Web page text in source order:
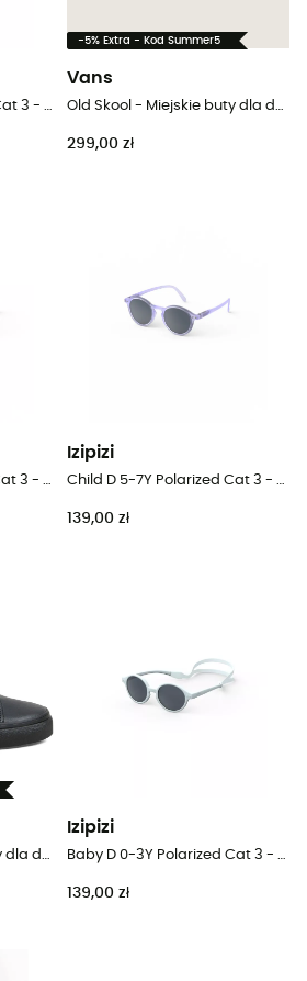
Child D 3-5Y Polarized Cat 3 - Okulary przeciwsłoneczne dla dzieci
-5% Extra - Kod Summer5
Vans
Old Skool - Miejskie buty dla dzieci
299,00 zł
Child D 5-7Y Polarized Cat 3 - Okulary przeciwsłoneczne dla dzieci
Izipizi
Child D 5-7Y Polarized Cat 3 - Okulary przeciwsłoneczne dla dzieci
139,00 zł
Old Skool - Miejskie buty dla dzieci
Izipizi
Baby D 0-3Y Polarized Cat 3 - Okulary przeciwsłoneczne dla dzieci
139,00 zł